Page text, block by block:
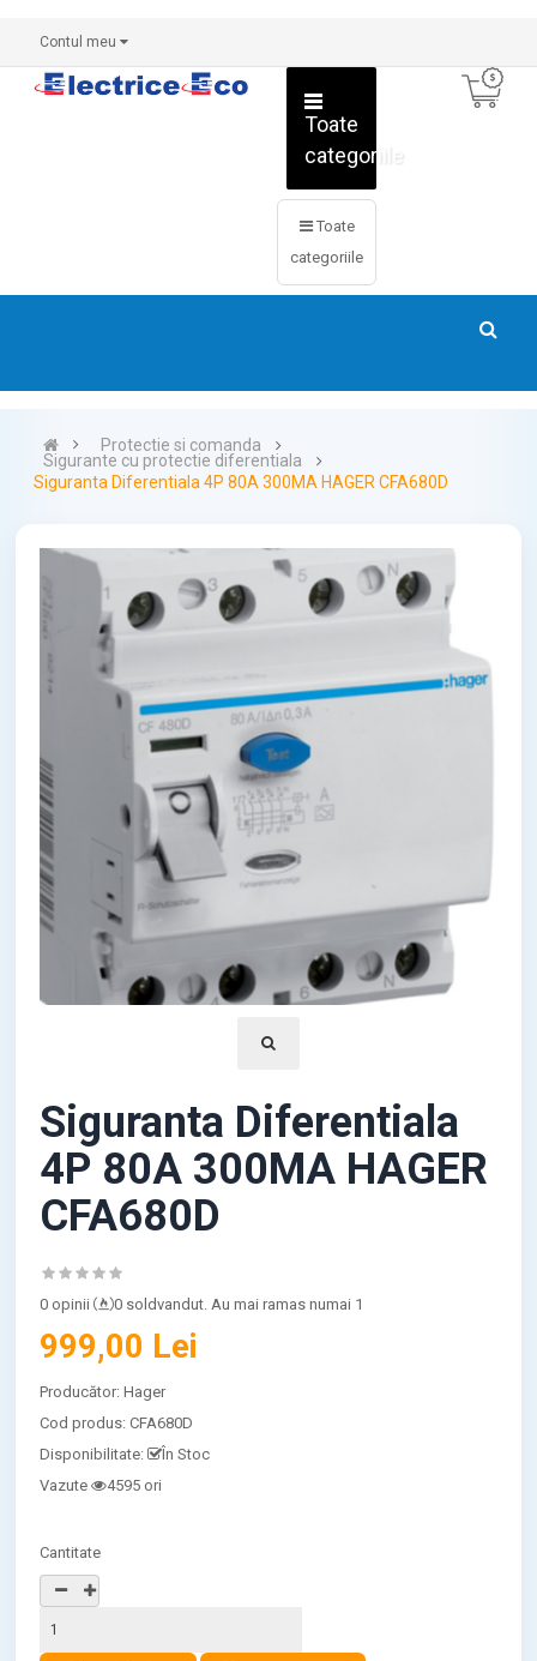
Contul meu
Toate
categoriile
Toate
categoriile
Protectie si comanda
Sigurante cu protectie diferentiala
Siguranta Diferentiala 4P 80A 300MA HAGER CFA680D
Siguranta Diferentiala
4P 80A 300MA HAGER
CFA680D
0 opinii 0 soldvandut. Au mai ramas numai 1
999,00 Lei
Producător:Hager
Cod produs:CFA680D
Disponibilitate:
În Stoc
Vazute
4595 ori
Cantitate